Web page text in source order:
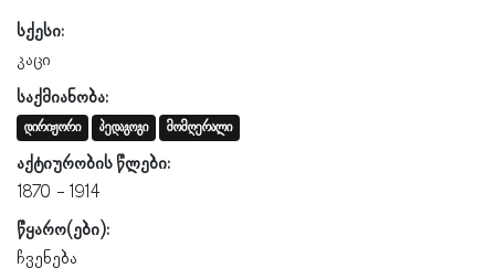
სქესი:
კაცი
საქმიანობა:
დირიჟორი პედაგოგი მომღერალი
აქტიურობის წლები:
1870
1914
წყარო(ები):
ჩვენება